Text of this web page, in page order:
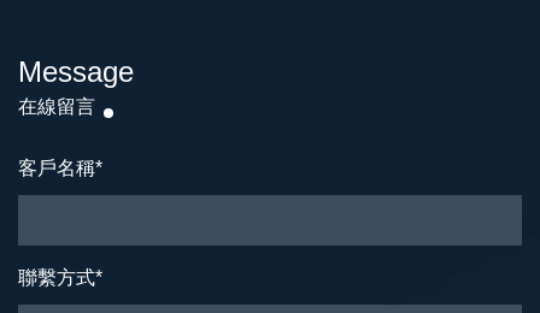
Message
在線留言
客戶名稱*
聯繫方式*